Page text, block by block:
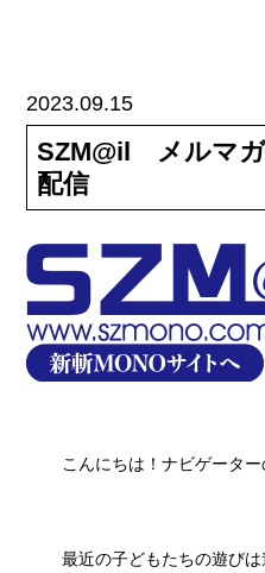
2023.09.15
SZM@il メルマガ
配信
こんにちは！ナビゲーター
最近の子どもたちの遊び